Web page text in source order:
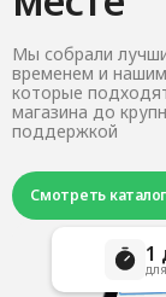
Мы собрали
временем и
которые
магазина до
поддержкой
Смотреть каталог
1